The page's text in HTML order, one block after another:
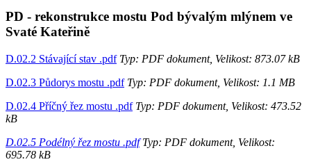
PD - rekonstrukce mostu Pod bývalým mlýnem ve
Svaté Kateřině
D.02.2 Stávající stav .pdfTyp: PDF dokument, Velikost: 873.07 kB
D.02.3 Půdorys mostu .pdfTyp: PDF dokument, Velikost: 1.1 MB
D.02.4 Příčný řez mostu .pdfTyp: PDF dokument, Velikost: 473.52
kB
D.02.5 Podélný řez mostu .pdfTyp: PDF dokument, Velikost:
695.78 kB